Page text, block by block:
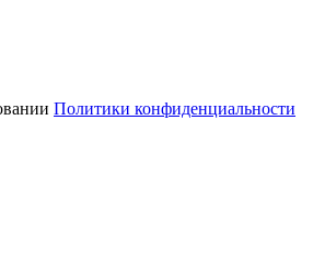
Политики конфиденциальности